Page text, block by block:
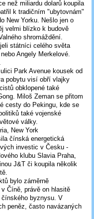
než miliardu dolarů koupila
k tradičním "ubytovnám"
New Yorku. Nešlo jen o
velmi blízko k budově
shromáždění.
státníci celého světa
Angely Merkelové.
Park Avenue kousek od
pobytu visí obří vlajky
obklopené také
Miloš Zeman se přitom
cesty do Pekingu, kde se
také vojenské
války.
New York
čínská energetická
investic v Česku -
klubu Slavia Praha,
J&T či koupila několik
bylo záměrně
Číně, právě on hlasitě
byznysu. V
peněz, často navázaných